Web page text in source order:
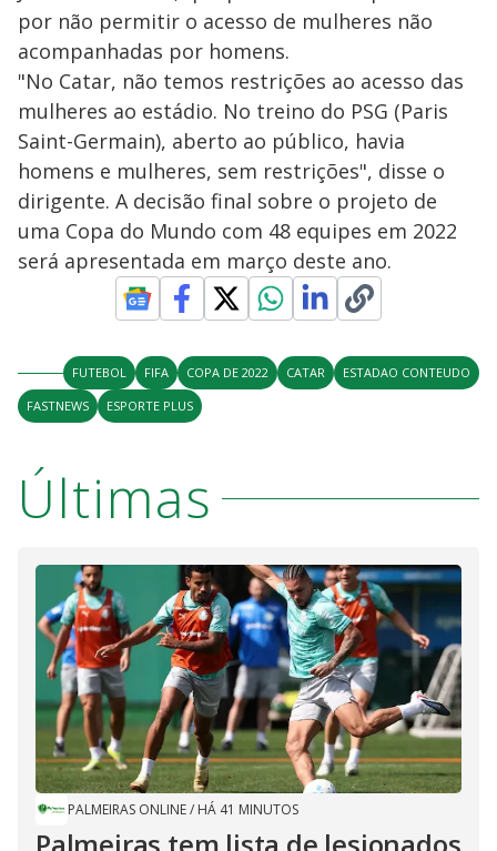
por não permitir o acesso de mulheres não
acompanhadas por homens.
"No Catar, não temos restrições ao acesso das
mulheres ao estádio. No treino do PSG (Paris
Saint-Germain), aberto ao público, havia
homens e mulheres, sem restrições", disse o
dirigente. A decisão final sobre o projeto de
uma Copa do Mundo com 48 equipes em 2022
será apresentada em março deste ano.
FUTEBOL FIFA COPA DE 2022 CATAR
ESTADAO CONTEUDO
FASTNEWS
ESPORTE PLUS
Últimas
PALMEIRAS ONLINE/ HÁ 41 MINUTOS